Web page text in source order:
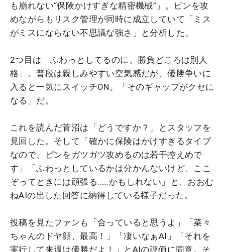
も崩れない“保険かけすぎな精密機械”」。ピンを攻
めながらもリスク管理が同時に成立していて「ミス
がミスにならない不思議な強さ」と分析した。
2つ目は「ふわっとしてるのに、勝負どころは別人
格」。普段は親しみやすい空気感だが、優勝争いに
入ると一気にスイッチON。「そのギャップがクセに
なる」だ。
これを読んだ菅沼は「どうですか？」とスタッフを
見回した。そして「確かに保険はかけすぎるタイプ
なので、ピンをガツガツ攻めるのは若干控えめで
す」「ふわっとしているかは分かんないけど、ここ
ぞってときには頑張る……かもしれない」と、おおむ
ねAIの出した回答に納得している様子だった。
投稿を見たファンも「合っていると思うよ」「菜々
ちゃんのドヤ顔、最高！」「凄いなぁAI」「それを
実行して来週は優勝だよ！」とAIの評価に同意。そ